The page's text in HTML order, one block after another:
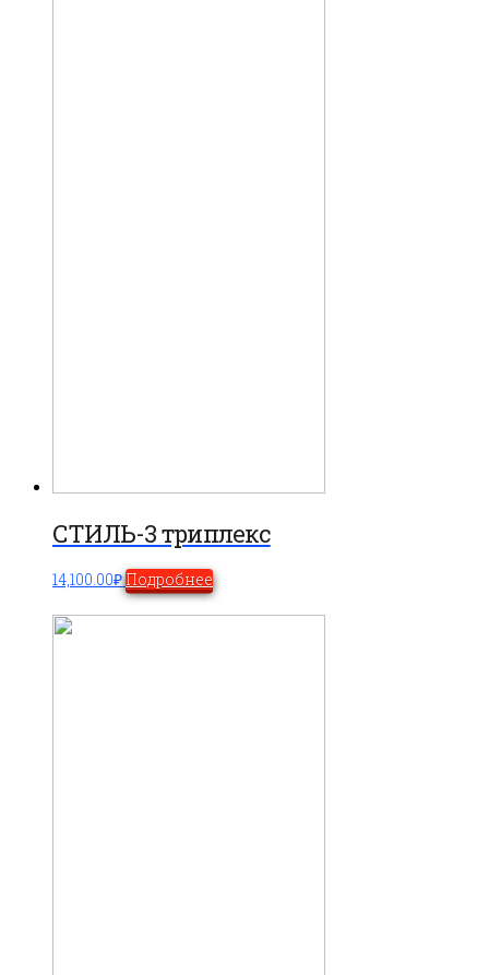
СТИЛЬ-3 триплекс
14,100.00₽ Подробнее